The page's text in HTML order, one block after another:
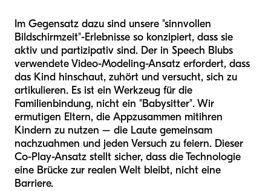
Im Gegensatz dazu sind unsere "sinnvollen
Bildschirmzeit"-Erlebnisse so konzipiert, dass sie
aktiv und partizipativ sind. Der in Speech Blubs
verwendete Video-Modeling-Ansatz erfordert, dass
das Kind hinschaut, zuhört und versucht, sich zu
artikulieren. Es ist ein Werkzeug für die
Familienbindung, nicht ein "Babysitter". Wir
ermutigen Eltern, die Appzusammen mitihren
Kindern zu nutzen – die Laute gemeinsam
nachzuahmen und jeden Versuch zu feiern. Dieser
Co-Play-Ansatz stellt sicher, dass die Technologie
eine Brücke zur realen Welt bleibt, nicht eine
Barriere.